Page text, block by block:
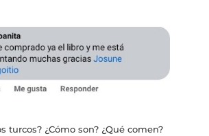
turcos? ¿Cómo son? ¿Qué comen?